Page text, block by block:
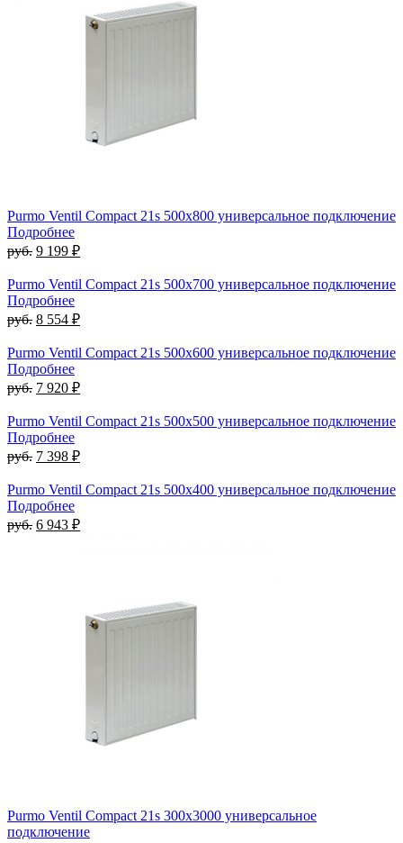
Purmo Ventil Compact 21s 500х800 универсальное подключение
Подробнее
руб. 9 199 ₽
Purmo Ventil Compact 21s 500х700 универсальное подключение
Подробнее
руб. 8 554 ₽
Purmo Ventil Compact 21s 500х600 универсальное подключение
Подробнее
руб. 7 920 ₽
Purmo Ventil Compact 21s 500х500 универсальное подключение
Подробнее
руб. 7 398 ₽
Purmo Ventil Compact 21s 500х400 универсальное подключение
Подробнее
руб. 6 943 ₽
Purmo Ventil Compact 21s 300х3000 универсальное
подключение